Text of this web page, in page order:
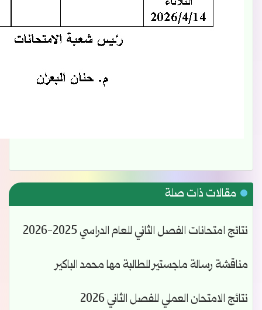
مقالات ذات صلة
نتائج امتحانات الفصل الثاني للعام الدراسي 2025-2026
مناقشة رسالة ماجستير للطالبة مها محمد الباكير
نتائج الامتحان العملي للفصل الثاني 2026